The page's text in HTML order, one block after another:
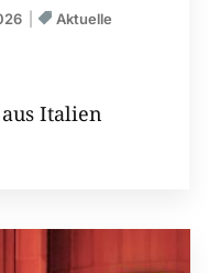
Aktuelle
Italien